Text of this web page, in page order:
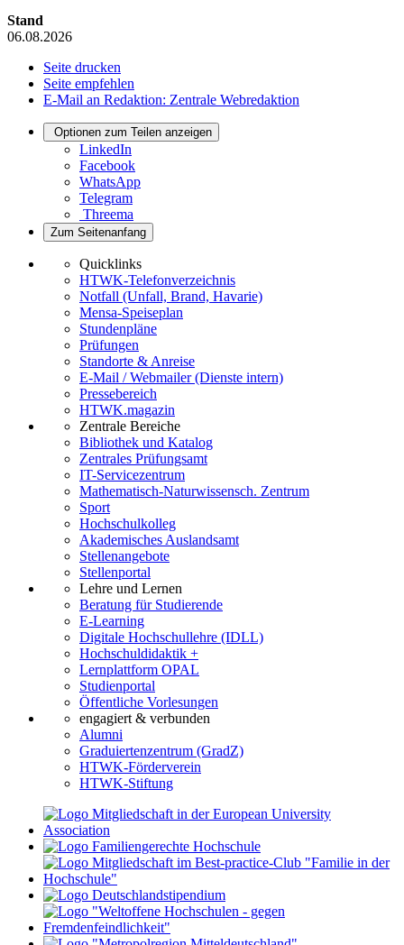
Stand
06.08.2026
Seite drucken
Seite empfehlen
E-Mail an Redaktion: Zentrale Webredaktion
Optionen zum Teilen anzeigen
LinkedIn
Facebook
WhatsApp
Telegram
Threema
Zum Seitenanfang
Quicklinks
HTWK-Telefonverzeichnis
Notfall (Unfall, Brand, Havarie)
Mensa-Speiseplan
Stundenpläne
Prüfungen
Standorte & Anreise
E-Mail / Webmailer (Dienste intern)
Pressebereich
HTWK.magazin
Zentrale Bereiche
Bibliothek und Katalog
Zentrales Prüfungsamt
IT-Servicezentrum
Mathematisch-Naturwissensch. Zentrum
Sport
Hochschulkolleg
Akademisches Auslandsamt
Stellenangebote
Stellenportal
Lehre und Lernen
Beratung für Studierende
E-Learning
Digitale Hochschullehre (IDLL)
Hochschuldidaktik +
Lernplattform OPAL
Studienportal
Öffentliche Vorlesungen
engagiert & verbunden
Alumni
Graduiertenzentrum (GradZ)
HTWK-Förderverein
HTWK-Stiftung